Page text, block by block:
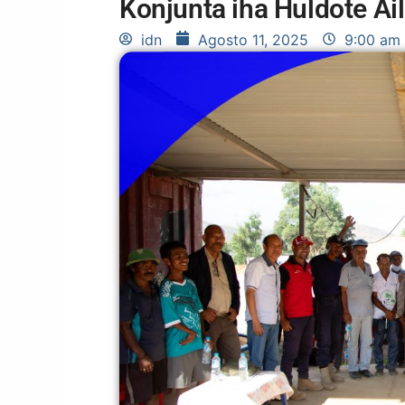
Konjunta iha Huldote
idn Agosto 11, 2025 9:00 am